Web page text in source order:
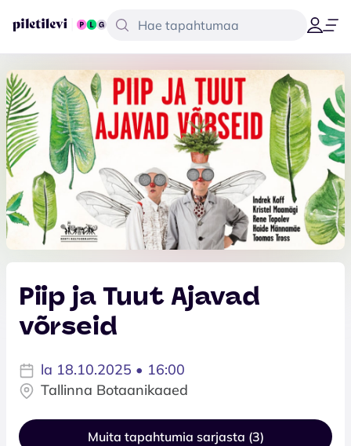
Piip ja Tuut Ajavad
võrseid
la 18.10.2025 • 16:00
Tallinna Botaanikaaed
Muita tapahtumia sarjasta (3)